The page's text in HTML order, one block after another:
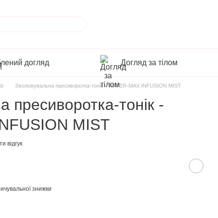
догляд Догляд за тілом
Зволожувальна пресиворотка-тонік - WATER-MAX INFUSION MIST
пресиворотка-тонік -
MIST
відгук
знижки